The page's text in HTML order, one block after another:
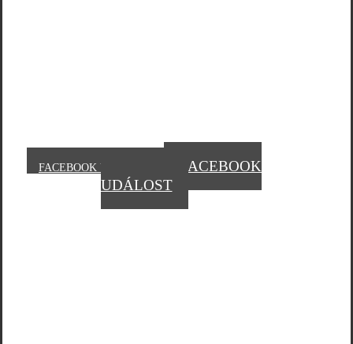
FACEBOOK UDÁLOST
FACEBOOK
UDÁLOST